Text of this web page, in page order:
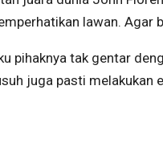
lawan. Agar
pihaknya tak gentar
juga pasti melakukan